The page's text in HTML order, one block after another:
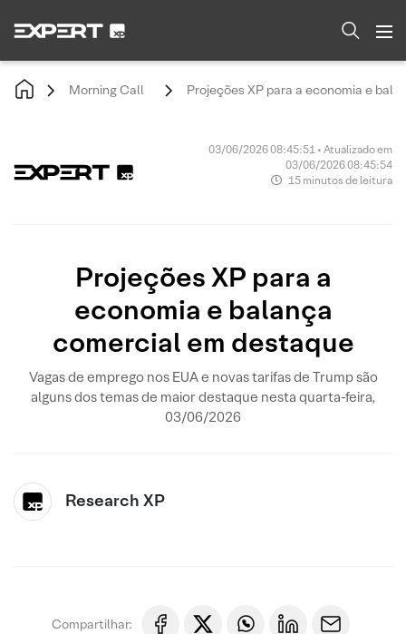
Morning Call Projeções XP para a economia e
03/06/2026 08:45:51 • Atualizado em
03/06/2026 08:45:54
15 minutos de leitura
Projeções XP para a
economia e balança
comercial em destaque
Vagas de emprego nos EUA e novas tarifas de Trump são
alguns dos temas de maior destaque nesta quarta-feira,
03/06/2026
Research XP
Compartilhar: